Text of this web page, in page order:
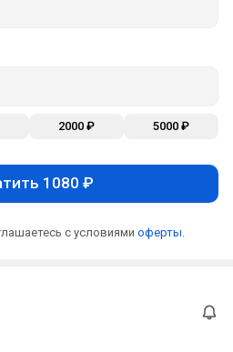
2000 ₽ 5000 ₽
1080 ₽
с условиями оферты